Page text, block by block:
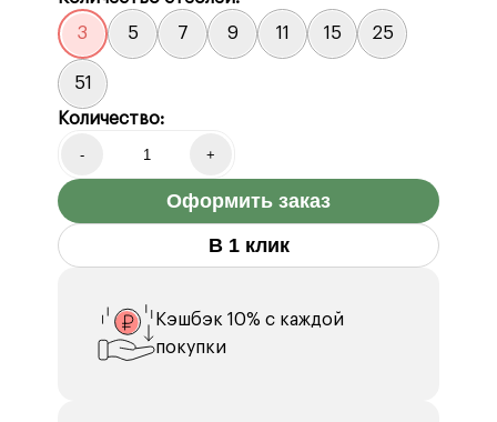
3
5 7 9 11 15 25
51
Количество:
- +
Оформить заказ
В 1 клик
Кэшбэк 10% с каждой
покупки